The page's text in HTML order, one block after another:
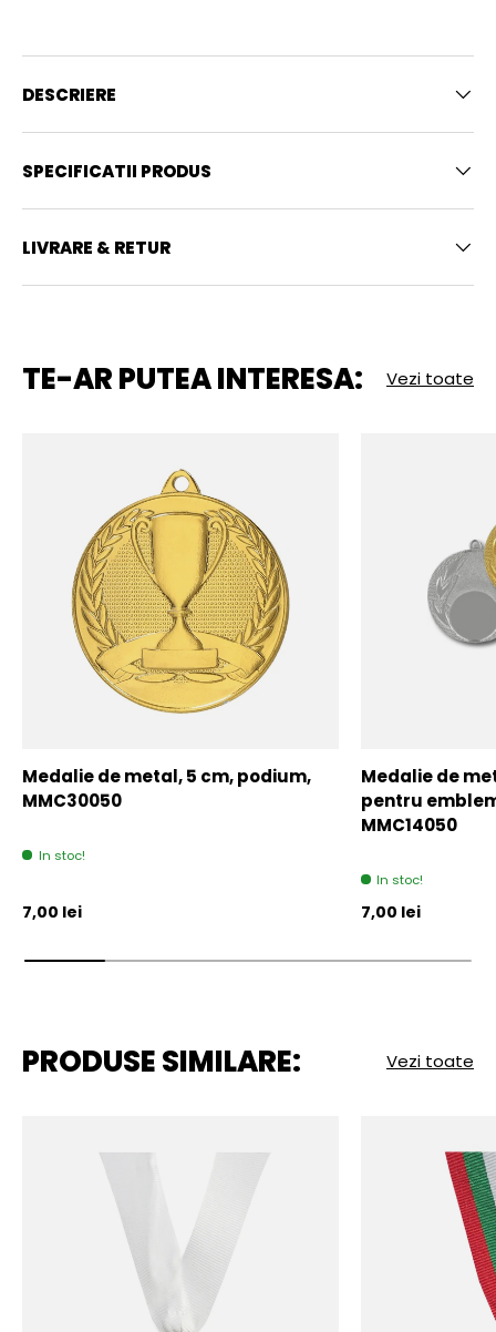
DESCRIERE
SPECIFICATII PRODUS
LIVRARE & RETUR
TE-AR PUTEA INTERESA: Vezi toate
Medalie de metal, 5 cm, podium,
MMC30050
In stoc!
Pret initial
7,00 lei
Medalie de
pentru
MMC14050
In stoc!
Pret initial
7,00 lei
PRODUSE SIMILARE: Vezi toate